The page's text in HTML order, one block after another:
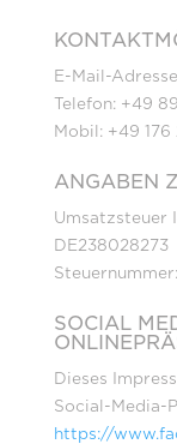
E-Mail-
Telefon: +49
Mobil: +49 176
ANGABEN
Umsatzsteuer
DE238028273
SOCIAL
Dieses
Social-Media-
https://